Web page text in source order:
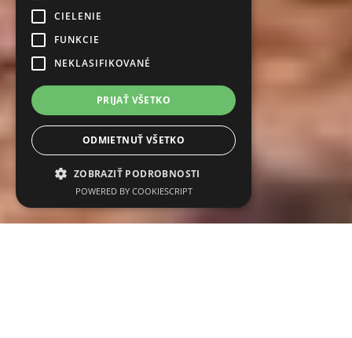
CIELENIE
FUNKCIE
NEKLASIFIKOVANÉ
PRIJAŤ VŠETKO
ODMIETNUŤ VŠETKO
ZOBRAZIŤ PODROBNOSTI
POWERED BY COOKIESCRIPT